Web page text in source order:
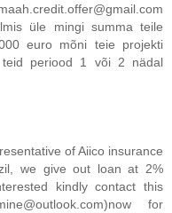
üle mingi summa teile
euro mõni teie projekti
teid periood 1 või 2 nädal
of Aiico insurance
we give out loan at 2%
kindly contact this
for